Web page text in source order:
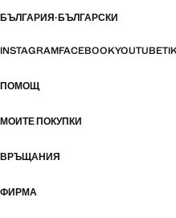
БЪЛГАРИЯ·БЪЛГАРСКИ
INSTAGRAMFACEBOOKYOUTUBE
ПОМОЩ
МОИТЕ ПОКУПКИ
ВРЪЩАНИЯ
ФИРМА